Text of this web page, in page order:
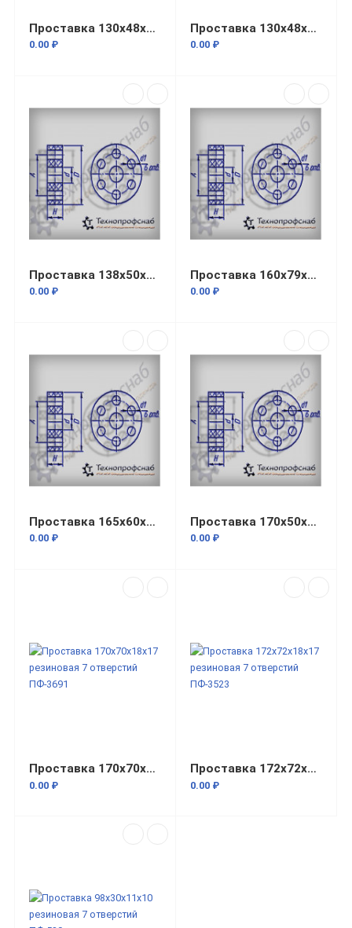
Проставка 130x48x12x16 резиновая 7 отверстий ПФ-440
0.00 ₽
Проставка 130x48x13x16 резиновая 7 отверстий ПФ-441
0.00 ₽
Проставка 138x50x21x20 резиновая 7 отверстий ПФ-1420
0.00 ₽
Проставка 160x79x15x25 резиновая 7 отверстий ПФ-183
0.00 ₽
Проставка 165x60x25x22 резиновая 7 отверстий ПФ-968
0.00 ₽
Проставка 170x50x16x25 резиновая 7 отверстий ПФ-1278
0.00 ₽
Проставка 170x70x18x17 резиновая 7 отверстий ПФ-3691
0.00 ₽
Проставка 172x72x18x17 резиновая 7 отверстий ПФ-3523
0.00 ₽